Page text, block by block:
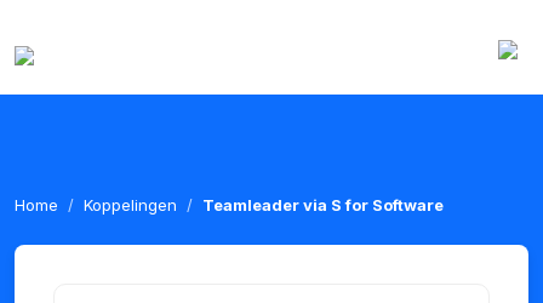
Home Koppelingen Teamleader via S for Software